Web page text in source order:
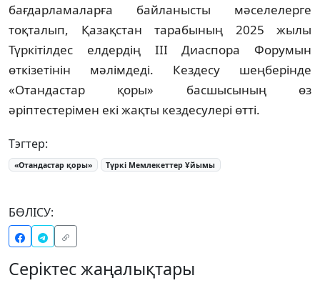
бағдарламаларға байланысты мәселелерге
тоқталып, Қазақстан тарабының 2025 жылы
Түркітілдес елдердің III Диаспора Форумын
өткізетінін мәлімдеді. Кездесу шеңберінде
«Отандастар қоры» басшысының өз
әріптестерімен екі жақты кездесулері өтті.
Тэгтер:
«Отандастар қоры» Түркі Мемлекеттер Ұйымы
БӨЛІСУ:
Серіктес жаңалықтары